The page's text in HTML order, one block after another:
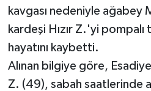
kavgası nedeniyle ağabey
kardeşi Hızır Z.'yi pompalı
hayatını kaybetti.
Alınan bilgiye göre,
Z. (49), sabah saatlerinde
OTOMOTİV
TEKNOLOJİ